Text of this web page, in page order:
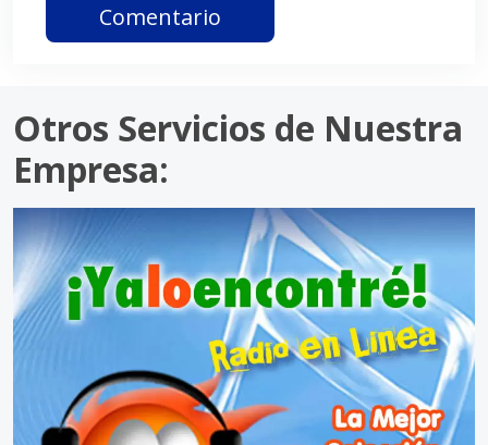
Comentario
Otros Servicios de Nuestra
Empresa: